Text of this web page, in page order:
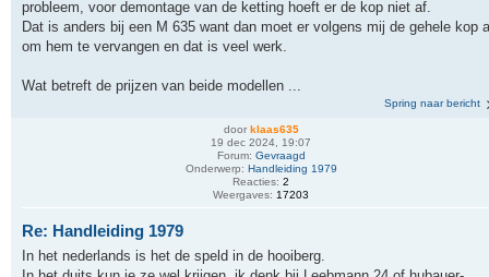
probleem, voor demontage van de ketting hoeft er de kop niet af.
Dat is anders bij een M 635 want dan moet er volgens mij de gehele kop
om hem te vervangen en dat is veel werk.
Wat betreft de prijzen van beide modellen ...
Spring naar bericht
door klaas635
19 dec 2024, 19:07
Forum: Gevraagd
Onderwerp: Handleiding 1979
Reacties: 2
Weergaves: 17203
Re: Handleiding 1979
In het nederlands is het de speld in de hooiberg.